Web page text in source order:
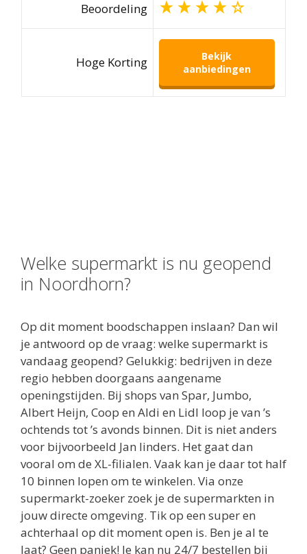
Beoordeling
Hoge Korting
Bekijk
aanbiedingen
Op dit moment boodschappen inslaan? Dan wil
je antwoord op de vraag: welke supermarkt is
regio hebben doorgaans aangename
openingstijden. Bij shops van Spar, Jumbo,
Albert Heijn, Coop en Aldi en Lidl loop je van ’s
ochtends tot ’s avonds binnen. Dit is niet anders
voor bijvoorbeeld Jan linders. Het gaat dan
vooral om de XL-filialen. Vaak kan je daar tot half
10 binnen lopen om te winkelen. Via onze
supermarkt-zoeker zoek je de supermarkten in
jouw directe omgeving. Tik op een super en
achterhaal op dit moment open is. Ben je al te
laat? Geen paniek! Je kan nu 24/7 bestellen bij
een van de online supers. Meer info? Zie het blok
hiernaast. Check ook alles overSupermarkten in
Sondel